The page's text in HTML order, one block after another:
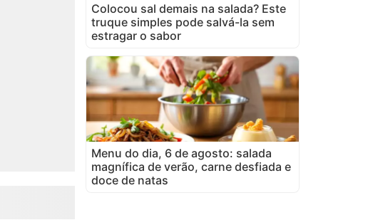
Colocou sal demais na salada? Este
truque simples pode salvá-la sem
estragar o sabor
Menu do dia, 6 de agosto: salada
magnífica de verão, carne desfiada e
doce de natas